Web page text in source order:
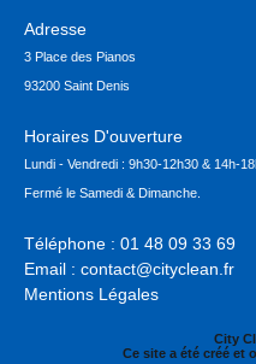
Adresse
3 Place des Pianos
93200 Saint Denis
Horaires D'ouverture
Lundi - Vendredi : 9h30-12h30 & 14h-
Fermé le Samedi & Dimanche.
Téléphone : 01 48 09 33 69
Email : contact@cityclean.fr
Mentions Légales
City
Ce site a été créé et